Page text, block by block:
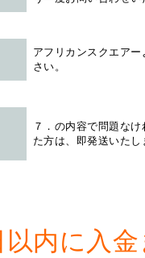
アフリカンスクエアー
さい。
７．の内容で問題な
た方は、即発送いたし
以内に入